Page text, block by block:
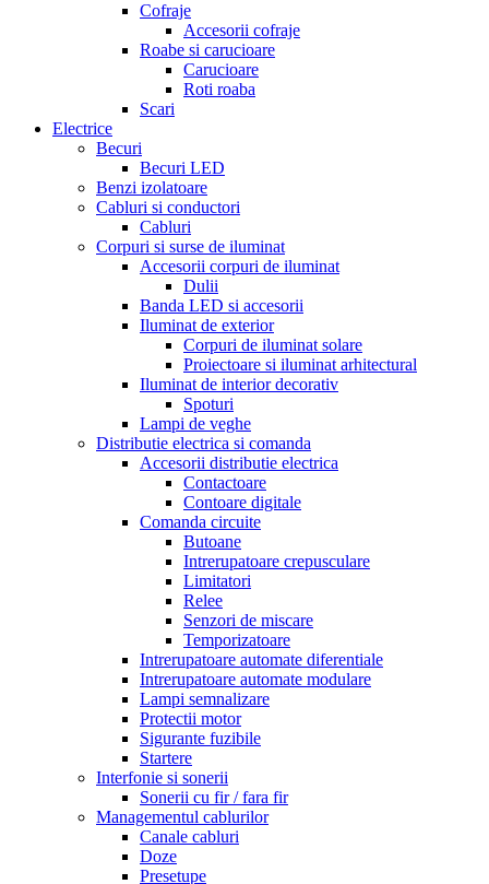
Cofraje
Accesorii cofraje
Roabe si carucioare
Carucioare
Roti roaba
Scari
Electrice
Becuri
Becuri LED
Benzi izolatoare
Cabluri si conductori
Cabluri
Corpuri si surse de iluminat
Accesorii corpuri de iluminat
Dulii
Banda LED si accesorii
Iluminat de exterior
Corpuri de iluminat solare
Proiectoare si iluminat arhitectural
Iluminat de interior decorativ
Spoturi
Lampi de veghe
Distributie electrica si comanda
Accesorii distributie electrica
Contactoare
Contoare digitale
Comanda circuite
Butoane
Intrerupatoare crepusculare
Limitatori
Relee
Senzori de miscare
Temporizatoare
Intrerupatoare automate diferentiale
Intrerupatoare automate modulare
Lampi semnalizare
Protectii motor
Sigurante fuzibile
Startere
Interfonie si sonerii
Sonerii cu fir / fara fir
Managementul cablurilor
Canale cabluri
Doze
Presetupe